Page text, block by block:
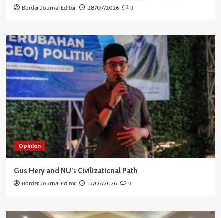
Border Journal Editor 28/07/2026 0
Opinion
Gus Hery and NU’s Civilizational Path
Border Journal Editor 13/07/2026 0